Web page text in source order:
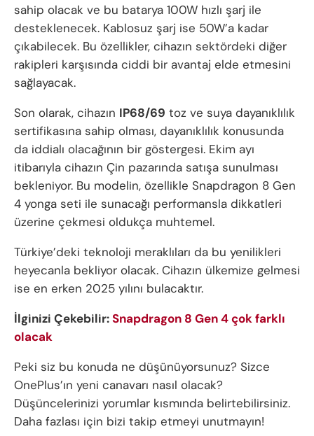
sahip olacak ve bu batarya 100W hızlı şarj ile
desteklenecek. Kablosuz şarj ise 50W’a kadar
çıkabilecek. Bu özellikler, cihazın sektördeki diğer
rakipleri karşısında ciddi bir avantaj elde etmesini
sağlayacak.
Son olarak, cihazın IP68/69 toz ve suya dayanıklılık
sertifikasına sahip olması, dayanıklılık konusunda
da iddialı olacağının bir göstergesi. Ekim ayı
itibarıyla cihazın Çin pazarında satışa sunulması
bekleniyor. Bu modelin, özellikle Snapdragon 8 Gen
4 yonga seti ile sunacağı performansla dikkatleri
üzerine çekmesi oldukça muhtemel.
Türkiye’deki teknoloji meraklıları da bu yenilikleri
heyecanla bekliyor olacak. Cihazın ülkemize gelmesi
ise en erken 2025 yılını bulacaktır.
İlginizi Çekebilir:Snapdragon 8 Gen 4 çok farklı
olacak
Peki siz bu konuda ne düşünüyorsunuz? Sizce
OnePlus’ın yeni canavarı nasıl olacak?
Düşüncelerinizi yorumlar kısmında belirtebilirsiniz.
Daha fazlası için bizi takip etmeyi unutmayın!